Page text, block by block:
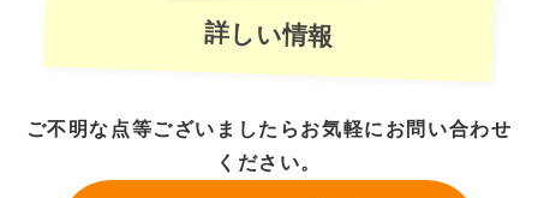
詳しい情報
ご不明な点等ございましたらお気軽にお問い合わせ
ください。